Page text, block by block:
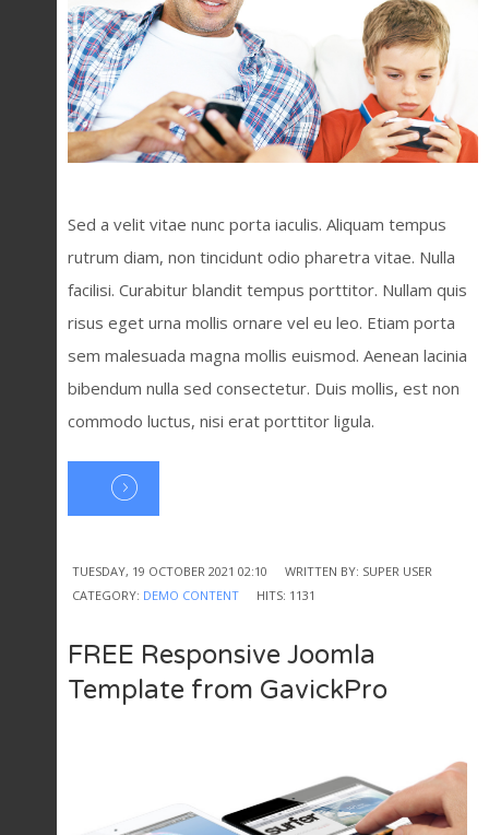
Sed a velit vitae nunc porta iaculis. Aliquam tempus
rutrum diam, non tincidunt odio pharetra vitae. Nulla
facilisi. Curabitur blandit tempus porttitor. Nullam quis
risus eget urna mollis ornare vel eu leo. Etiam porta
sem malesuada magna mollis euismod. Aenean lacinia
bibendum nulla sed consectetur. Duis mollis, est non
commodo luctus, nisi erat porttitor ligula.
TUESDAY, 19 OCTOBER 2021 02:10
WRITTEN BY: SUPER USER
CATEGORY: DEMO CONTENT HITS: 1131
FREE Responsive Joomla
Template from GavickPro